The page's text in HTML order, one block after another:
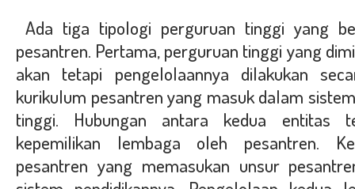
Ada tiga tipologi perguruan tinggi yang
pesantren. Pertama, perguruan tinggi yang
akan tetapi pengelolaannya dilakukan
kurikulum pesantren yang masuk dalam
tinggi. Hubungan antara kedua entitas
kepemilikan lembaga oleh pesantren.
pesantren yang memasukan unsur